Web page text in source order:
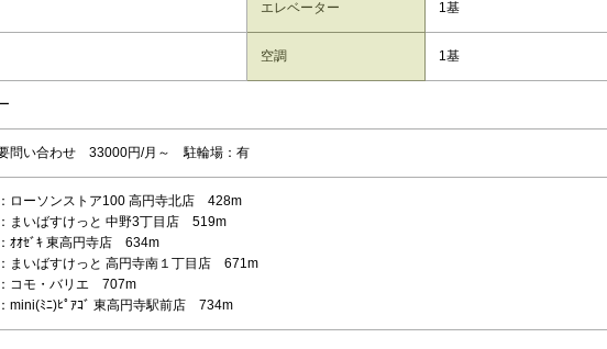
エレベーター 1基
空調 1基
問い合わせ 33000円/月～ 駐輪場：有
ローソンストア100 高円寺北店 428m
まいばすけっと 中野3丁目店 519m
ｵｵｾﾞｷ 東高円寺店 634m
まいばすけっと 高円寺南１丁目店 671m
コモ・バリエ 707m
mini(ﾐﾆ)ﾋﾟｱｺﾞ 東高円寺駅前店 734m